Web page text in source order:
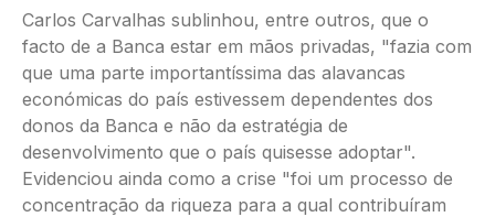
Carlos Carvalhas sublinhou, entre outros, que o
facto de a Banca estar em mãos privadas, "fazia com
que uma parte importantíssima das alavancas
económicas do país estivessem dependentes dos
donos da Banca e não da estratégia de
desenvolvimento que o país quisesse adoptar".
Evidenciou ainda como a crise "foi um processo de
concentração da riqueza para a qual contribuíram